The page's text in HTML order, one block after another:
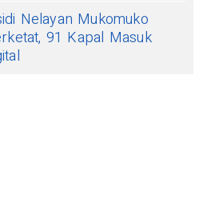
Nelayan Mukomuko
91 Kapal Masuk